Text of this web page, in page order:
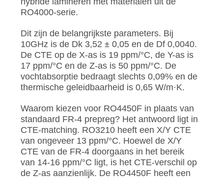
RO4000-serie.
Dit zijn de belangrijkste parameters. Bij
10GHz is de Dk 3,52 ± 0,05 en de Df 0,0040.
De CTE op de X-as is 19 ppm/°C, de Y-as is
17 ppm/°C en de Z-as is 50 ppm/°C. De
vochtabsorptie bedraagt ​​slechts 0,09% en de
thermische geleidbaarheid is 0,65 W/m·K.
Waarom kiezen voor RO4450F in plaats van
standaard FR-4 prepreg? Het antwoord ligt in
CTE-matching. RO3210 heeft een X/Y CTE
van ongeveer 13 ppm/°C. Hoewel de X/Y
CTE van de FR-4 doorgaans in het bereik
van 14-16 ppm/°C ligt, is het CTE-verschil op
de Z-as aanzienlijk. De RO4450F heeft een